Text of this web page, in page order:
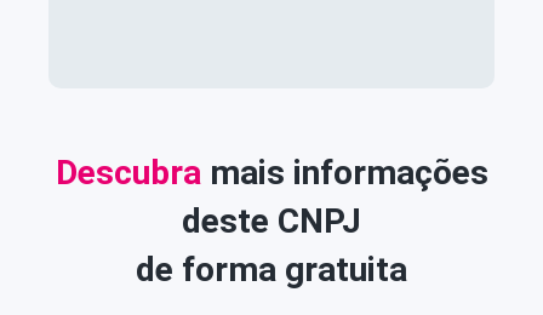
Descubra mais informações
deste CNPJ
de forma gratuita